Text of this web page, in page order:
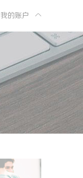
我的账户